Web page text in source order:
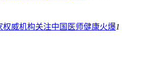
权威机构关注中国医师健康火爆1